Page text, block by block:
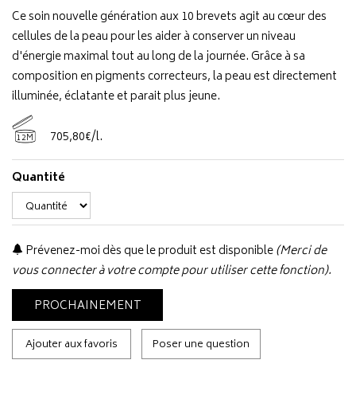
Ce soin nouvelle génération aux 10 brevets agit au cœur des
cellules de la peau pour les aider à conserver un niveau
d'énergie maximal tout au long de la journée. Grâce à sa
composition en pigments correcteurs, la peau est directement
illuminée, éclatante et parait plus jeune.
12M 705,80€/l.
Quantité
Prévenez-moi dès que le produit est disponible(Merci de
vous connecter à votre compte pour utiliser cette fonction).
PROCHAINEMENT
Ajouter aux favoris Poser une question